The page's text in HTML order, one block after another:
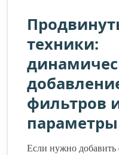
техники:
фильтров
параметры
Если нужно добавить